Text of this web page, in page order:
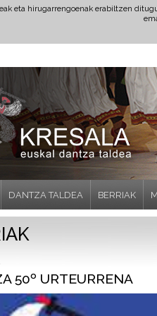
eta hirugarrengoenak erabiltzen
DANTZA TALDEA BERRIAK
50º URTEURRENA